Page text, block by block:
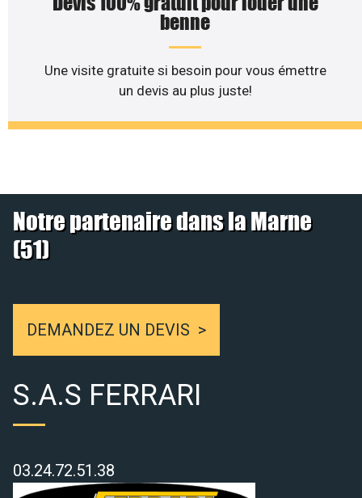
benne
Une visite gratuite si besoin pour vous émettre
un devis au plus juste!
Notre partenaire dans la Marne
(51)
DEMANDEZ UN DEVIS
S.A.S FERRARI
03.24.72.51.38